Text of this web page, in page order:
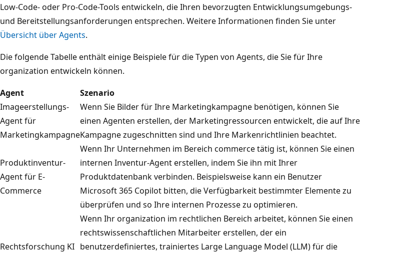
Low-Code- oder Pro-Code-Tools entwickeln, die Ihren bevorzugten Entwicklungsumgebungs-
und Bereitstellungsanforderungen entsprechen. Weitere Informationen finden Sie unter
Übersicht über Agents.
Die folgende Tabelle enthält einige Beispiele für die Typen von Agents, die Sie für Ihre
organization entwickeln können.
Agent
Szenario
Imageerstellungs-
Agent für
Marketingkampagne
Wenn Sie Bilder für Ihre Marketingkampagne benötigen, können Sie
einen Agenten erstellen, der Marketingressourcen entwickelt, die auf Ihre
Kampagne zugeschnitten sind und Ihre Markenrichtlinien beachtet.
Produktinventur-
Agent für E-
Commerce
Wenn Ihr Unternehmen im Bereich commerce tätig ist, können Sie einen
internen Inventur-Agent erstellen, indem Sie ihn mit Ihrer
Produktdatenbank verbinden. Beispielsweise kann ein Benutzer
Microsoft 365 Copilot bitten, die Verfügbarkeit bestimmter Elemente zu
überprüfen und so Ihre internen Prozesse zu optimieren.
Rechtsforschung KI
Wenn Ihr organization im rechtlichen Bereich arbeitet, können Sie einen
rechtswissenschaftlichen Mitarbeiter erstellen, der ein
benutzerdefiniertes, trainiertes Large Language Model (LLM) für die